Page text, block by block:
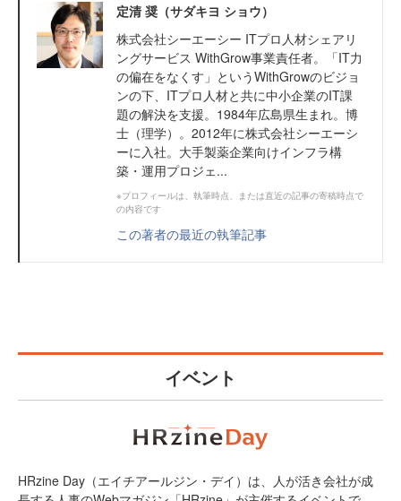
定清 奨（サダキヨ ショウ）
株式会社シーエーシー ITプロ人材シェアリ
ングサービス WithGrow事業責任者。「IT力
の偏在をなくす」というWithGrowのビジョ
ンの下、ITプロ人材と共に中小企業のIT課
題の解決を支援。1984年広島県生まれ。博
士（理学）。2012年に株式会社シーエーシ
ーに入社。大手製薬企業向けインフラ構
築・運用プロジェ...
※プロフィールは、執筆時点、または直近の記事の寄稿時点で
の内容です
この著者の最近の執筆記事
イベント
HRzine Day（エイチアールジン・デイ）は、人が活き会社が成